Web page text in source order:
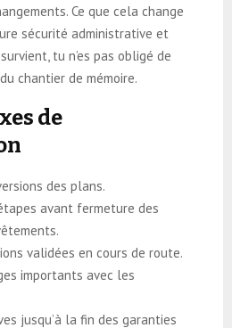
Ce que cela change
sécurité administrative et
tu n’es pas obligé de
chantier de mémoire.
de
des plans.
avant fermeture des
validées en cours de route.
importants avec les
jusqu’à la fin des garanties